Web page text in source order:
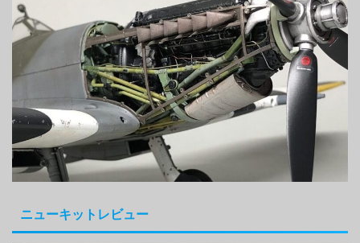
ニューキットレビュー